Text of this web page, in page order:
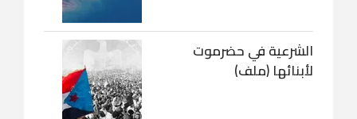
الشرعية في حضرموت
لأبنائها (ملف)